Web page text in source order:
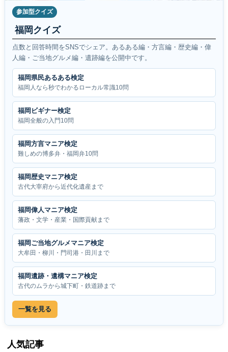
参加型クイズ
福岡クイズ
点数と回答時間をSNSでシェア。あるある編・方言編・歴史編・偉
人編・ご当地グルメ編・遺跡編を公開中です。
福岡県民あるある検定
福岡人なら秒でわかるローカル常識10問
福岡ビギナー検定
福岡全般の入門10問
福岡方言マニア検定
難しめの博多弁・福岡弁10問
福岡歴史マニア検定
古代大宰府から近代化遺産まで
福岡偉人マニア検定
藩政・文学・産業・国際貢献まで
福岡ご当地グルメマニア検定
大牟田・柳川・門司港・田川まで
福岡遺跡・遺構マニア検定
古代のムラから城下町・鉄道跡まで
一覧を見る
人気記事